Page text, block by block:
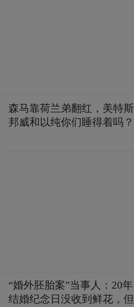
森马靠荷兰弟翻红，美特斯
邦威和以纯你们睡得着吗？
“婚外胚胎案”当事人：20年
结婚纪念日没收到鲜花，但